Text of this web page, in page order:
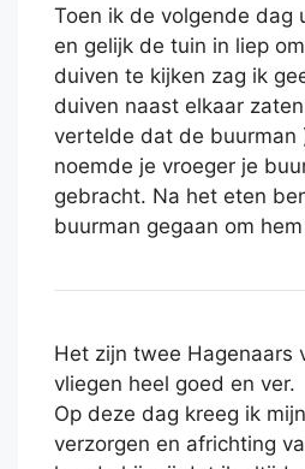
Toen ik de volgende dag
en gelijk de tuin in liep
duiven te kijken zag ik
duiven naast elkaar
vertelde dat de buurman
noemde je vroeger je
gebracht. Na het eten
buurman gegaan om
Het zijn twee Hagenaars
vliegen heel goed en ver.
Op deze dag kreeg ik
verzorgen en africhting